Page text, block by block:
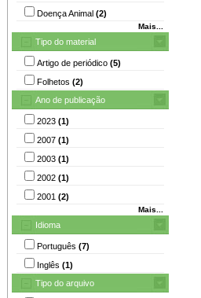
Doença Animal (2)
Mais...
Tipo do material
Artigo de periódico (5)
Folhetos (2)
Ano de publicação
2023 (1)
2007 (1)
2003 (1)
2002 (1)
2001 (2)
Mais...
Idioma
Português (7)
Inglês (1)
Tipo do arquivo